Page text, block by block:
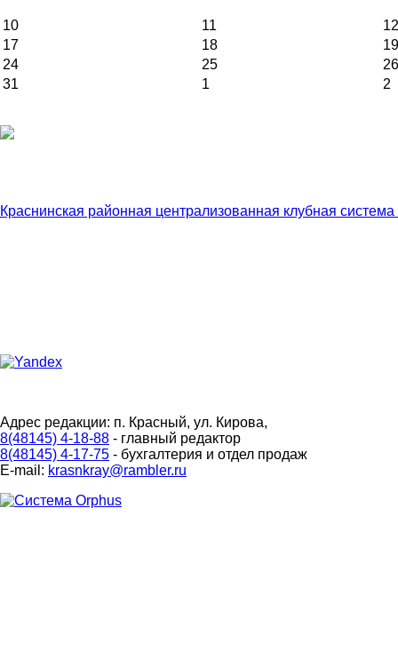
10 11
12
17
18
19
24
25
26
31
1 2
Краснинская районная централизованная клубная
Адрес редакции: п. Красный, ул. Кирова,
8(48145) 4-18-88 - главный редактор
8(48145) 4-17-75 - бухгалтерия и отдел продаж
E-mail: krasnkray@rambler.ru